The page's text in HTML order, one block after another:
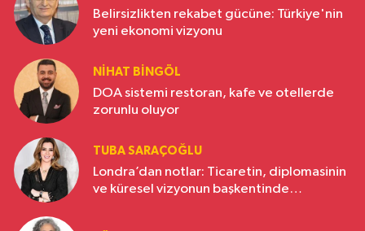
Belirsizlikten rekabet gücüne: Türkiye'nin
yeni ekonomi vizyonu
NIHAT BINGÖL
DOA sistemi restoran, kafe ve otellerde
zorunlu oluyor
TUBA SARAÇOĞLU
Londra’dan notlar: Ticaretin, diplomasinin
ve küresel vizyonun başkentinde